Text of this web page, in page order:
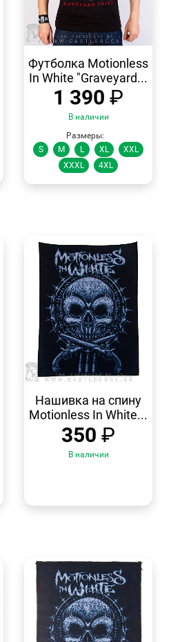
ПРОСМОТР
Футболка Motionless
In White "Graveyard...
1 390 ₽
В наличии
Размеры:
S
M L XL
XXL
XXXL
4XL
ПРОСМОТР
Нашивка на спину
Motionless In White...
350 ₽
В наличии